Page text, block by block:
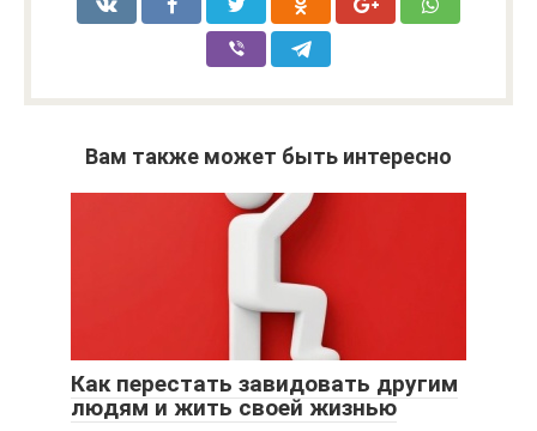
Вам также может быть интересно
Как перестать завидовать другим
людям и жить своей жизнью